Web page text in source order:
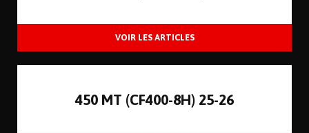
450 MT (CF400-8H) 25-26